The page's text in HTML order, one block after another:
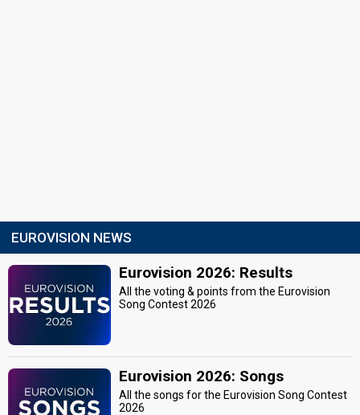
EUROVISION NEWS
Eurovision 2026: Results
All the voting & points from the Eurovision
Song Contest 2026
Eurovision 2026: Songs
All the songs for the Eurovision Song Contest
2026